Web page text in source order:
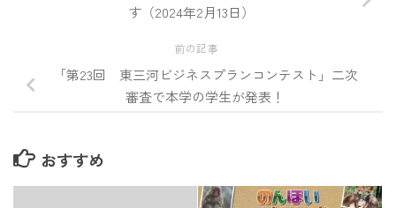
す（2024年2月13日）
前の記事
「第23回 東三河ビジネスプランコンテスト」二次
審査で本学の学生が発表！
おすすめ